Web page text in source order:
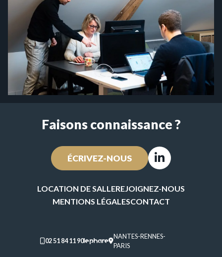
Faisons connaissance ?
ÉCRIVEZ-NOUS
Linkedin
LOCATION DE SALLEREJOIGNEZ-NOUS
MENTIONS LÉGALESCONTACT
02 51 84 11 90
NANTES-RENNES-
PARIS